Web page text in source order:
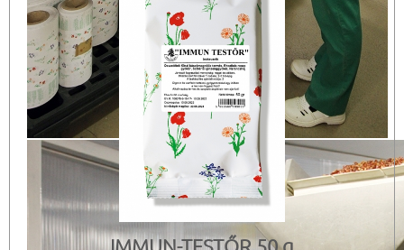
IMMUN-TESTŐR 50 g